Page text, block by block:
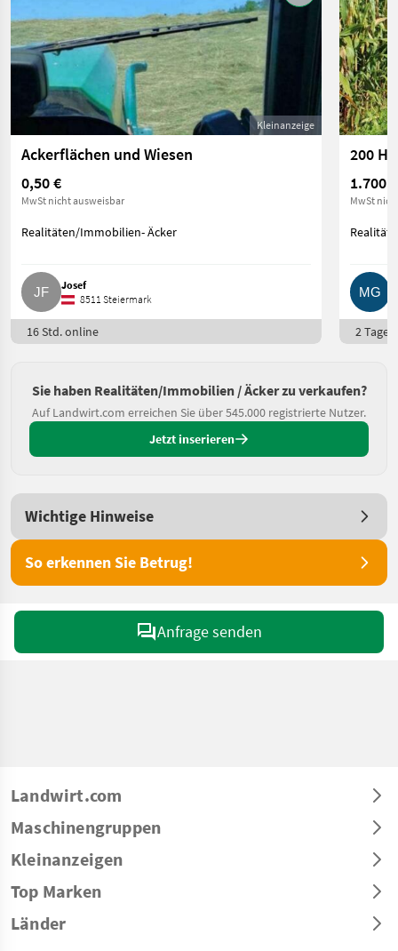
Kleinanzeige
Ackerflächen und Wiesen
0,50 €
MwSt nicht ausweisbar
Realitäten/Immobilien- Äcker
Josef
8511 Steiermark
16 Std. online
MwSt
2 Tage
Sie haben Realitäten/Immobilien / Äcker zu verkaufen?
Auf Landwirt.com erreichen Sie über 545.000 registrierte Nutzer.
Jetzt inserieren
Wichtige Hinweise
So erkennen Sie Betrug!
Anfrage senden
Landwirt.com
Maschinengruppen
Kleinanzeigen
Top Marken
Länder